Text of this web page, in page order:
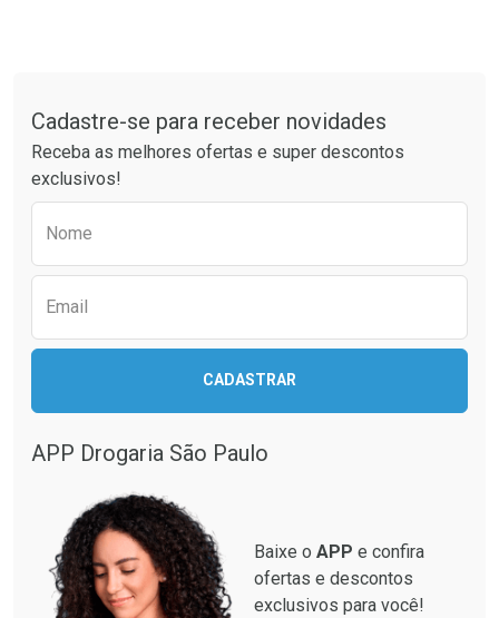
Cadastre-se para receber novidades
Receba as melhores ofertas e super descontos
exclusivos!
Nome
Email
CADASTRAR
APP Drogaria São Paulo
Baixe o APP e confira
ofertas e descontos
exclusivos para você!